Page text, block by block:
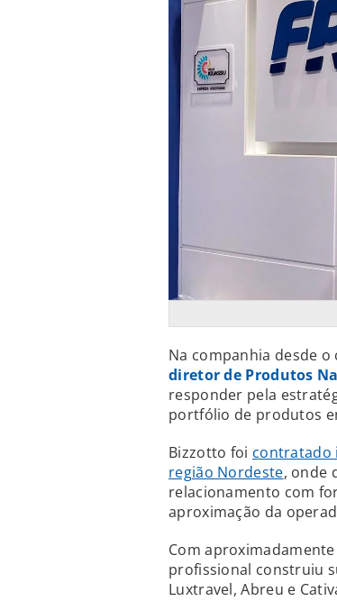
Na companhia desde o
diretor de Produtos
responder pela
portfólio de produtos
Bizzotto foi contratado
região Nordeste, onde
relacionamento com
aproximação da
Com
profissional construiu
Luxtravel, Abreu e